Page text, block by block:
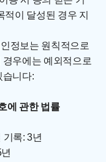
이 달성된 경우 지
정보는 원칙적으로
우에는 예외적으로
습니다:
에 관한 법률
록: 3년